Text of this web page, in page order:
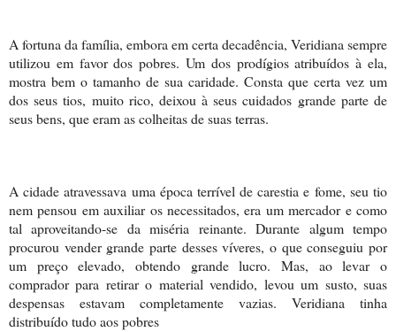
A fortuna da família, embora em certa decadência, Veridiana sempre
utilizou em favor dos pobres. Um dos prodígios atribuídos à ela,
mostra bem o tamanho de sua caridade. Consta que certa vez um
dos seus tios, muito rico, deixou à seus cuidados grande parte de
seus bens, que eram as colheitas de suas terras.
A cidade atravessava uma época terrível de carestia e fome, seu tio
nem pensou em auxiliar os necessitados, era um mercador e como
tal aproveitando-se da miséria reinante. Durante algum tempo
procurou vender grande parte desses víveres, o que conseguiu por
um preço elevado, obtendo grande lucro. Mas, ao levar o
comprador para retirar o material vendido, levou um susto, suas
despensas estavam completamente vazias. Veridiana tinha
distribuído tudo aos pobres